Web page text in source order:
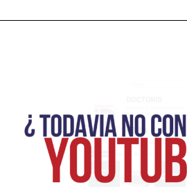
¡ENCONTRANOS
YOUTUBE!